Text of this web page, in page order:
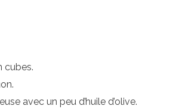
cubes.
avec un peu d’huile d’olive.